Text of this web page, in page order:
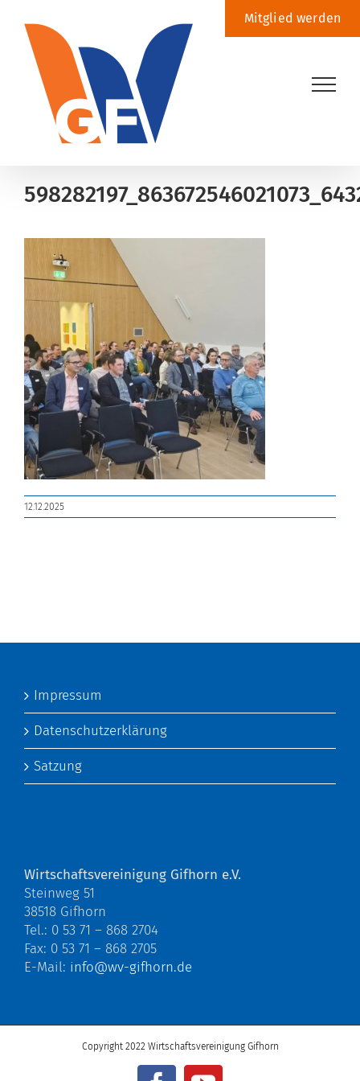
Inhalt
springen
Mitglied werden
12.12.2025
Impressum
Datenschutzerklärung
Satzung
Wirtschaftsvereinigung Gifhorn e.V.
Steinweg 51
38518 Gifhorn
Tel.: 0 53 71 – 868 2704
Fax: 0 53 71 – 868 2705
E-Mail: info@wv-gifhorn.de
Copyright 2022 Wirtschaftsvereinigung Gifhorn